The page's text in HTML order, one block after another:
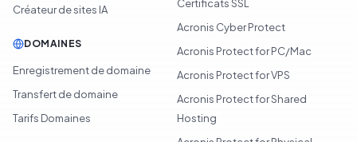
Créateur de sites IA
DOMAINES
Enregistrement de domaine
Transfert de domaine
Tarifs Domaines
Certificats SSL
Acronis Cyber Protect
Acronis Protect for PC/Mac
Acronis Protect for VPS
Acronis Protect for Shared
Hosting